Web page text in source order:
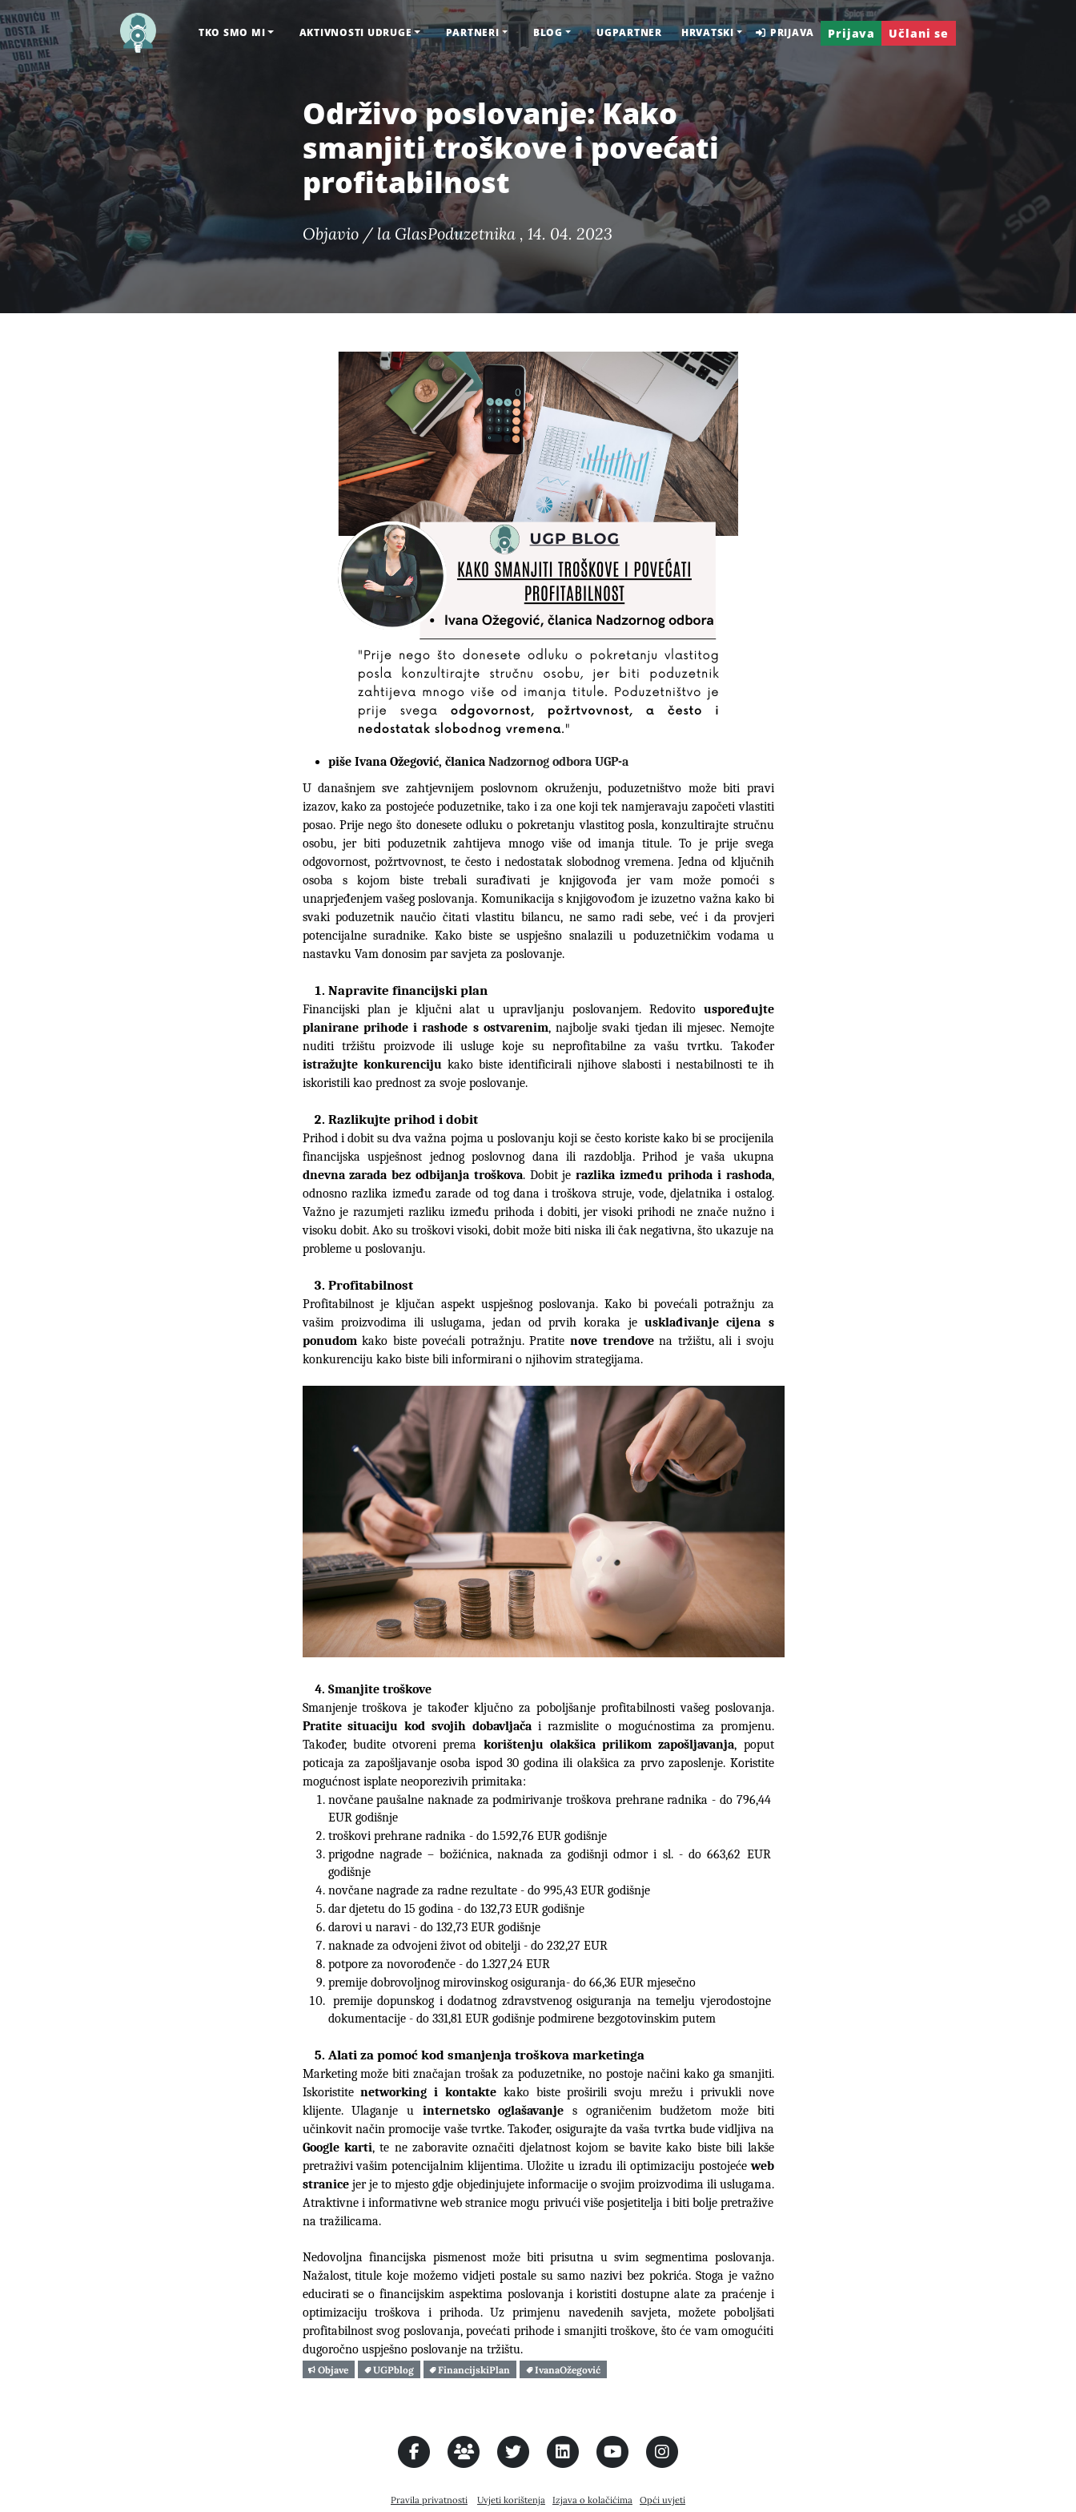
TKO SMO MI AKTIVNOSTI UDRUGE PARTNERI BLOG UGPARTNER HRVATSKI PRIJAVA Prijava Učlani se
Održivo poslovanje: Kako
smanjiti troškove i povećati
profitabilnost
Objavio / la GlasPoduzetnika, 14. 04. 2023
piše Ivana Ožegović, članica Nadzornog odbora UGP-a
U današnjem sve zahtjevnijem poslovnom okruženju, poduzetništvo može biti pravi
izazov, kako za postojeće poduzetnike, tako i za one koji tek namjeravaju započeti vlastiti
posao. Prije nego što donesete odluku o pokretanju vlastitog posla, konzultirajte stručnu
osobu, jer biti poduzetnik zahtijeva mnogo više od imanja titule. To je prije svega
odgovornost, požrtvovnost, te često i nedostatak slobodnog vremena. Jedna od ključnih
osoba s kojom biste trebali surađivati je knjigovođa jer vam može pomoći s
unaprjeđenjem vašeg poslovanja. Komunikacija s knjigovođom je izuzetno važna kako bi
svaki poduzetnik naučio čitati vlastitu bilancu, ne samo radi sebe, već i da provjeri
potencijalne suradnike. Kako biste se uspješno snalazili u poduzetničkim vodama u
nastavku Vam donosim par savjeta za poslovanje.
Napravite financijski plan
Financijski plan je ključni alat u upravljanju poslovanjem. Redovito uspoređujte
planirane prihode i rashode s ostvarenim, najbolje svaki tjedan ili mjesec. Nemojte
nuditi tržištu proizvode ili usluge koje su neprofitabilne za vašu tvrtku. Također
istražujte konkurenciju kako biste identificirali njihove slabosti i nestabilnosti te ih
iskoristili kao prednost za svoje poslovanje.
Razlikujte prihod i dobit
Prihod i dobit su dva važna pojma u poslovanju koji se često koriste kako bi se procijenila
financijska uspješnost jednog poslovnog dana ili razdoblja. Prihod je vaša ukupna
dnevna zarada bez odbijanja troškova. Dobit je razlika između prihoda i rashoda,
odnosno razlika između zarade od tog dana i troškova struje, vode, djelatnika i ostalog.
Važno je razumjeti razliku između prihoda i dobiti, jer visoki prihodi ne znače nužno i
visoku dobit. Ako su troškovi visoki, dobit može biti niska ili čak negativna, što ukazuje na
probleme u poslovanju.
Profitabilnost
Profitabilnost je ključan aspekt uspješnog poslovanja. Kako bi povećali potražnju za
vašim proizvodima ili uslugama, jedan od prvih koraka je usklađivanje cijena s
ponudom kako biste povećali potražnju. Pratite nove trendove na tržištu, ali i svoju
konkurenciju kako biste bili informirani o njihovim strategijama.
Smanjite troškove
Smanjenje troškova je također ključno za poboljšanje profitabilnosti vašeg poslovanja.
Pratite situaciju kod svojih dobavljača i razmislite o mogućnostima za promjenu.
Također, budite otvoreni prema korištenju olakšica prilikom zapošljavanja, poput
poticaja za zapošljavanje osoba ispod 30 godina ili olakšica za prvo zaposlenje. Koristite
mogućnost isplate neoporezivih primitaka:
novčane paušalne naknade za podmirivanje troškova prehrane radnika - do 796,44
EUR godišnje
troškovi prehrane radnika - do 1.592,76 EUR godišnje
prigodne nagrade – božićnica, naknada za godišnji odmor i sl. - do 663,62 EUR
godišnje
novčane nagrade za radne rezultate - do 995,43 EUR godišnje
dar djetetu do 15 godina - do 132,73 EUR godišnje
darovi u naravi - do 132,73 EUR godišnje
naknade za odvojeni život od obitelji - do 232,27 EUR
potpore za novorođenče - do 1.327,24 EUR
premije dobrovoljnog mirovinskog osiguranja- do 66,36 EUR mjesečno
premije dopunskog i dodatnog zdravstvenog osiguranja na temelju vjerodostojne
dokumentacije - do 331,81 EUR godišnje podmirene bezgotovinskim putem
Alati za pomoć kod smanjenja troškova marketinga
Marketing može biti značajan trošak za poduzetnike, no postoje načini kako ga smanjiti.
Iskoristite networking i kontakte kako biste proširili svoju mrežu i privukli nove
klijente. Ulaganje u internetsko oglašavanje s ograničenim budžetom može biti
učinkovit način promocije vaše tvrtke. Također, osigurajte da vaša tvrtka bude vidljiva na
Google karti, te ne zaboravite označiti djelatnost kojom se bavite kako biste bili lakše
pretraživi vašim potencijalnim klijentima. Uložite u izradu ili optimizaciju postojeće web
stranice jer je to mjesto gdje objedinjujete informacije o svojim proizvodima ili uslugama.
Atraktivne i informativne web stranice mogu privući više posjetitelja i biti bolje pretražive
na tražilicama.
Nedovoljna financijska pismenost može biti prisutna u svim segmentima poslovanja.
Nažalost, titule koje možemo vidjeti postale su samo nazivi bez pokrića. Stoga je važno
educirati se o financijskim aspektima poslovanja i koristiti dostupne alate za praćenje i
optimizaciju troškova i prihoda. Uz primjenu navedenih savjeta, možete poboljšati
profitabilnost svog poslovanja, povećati prihode i smanjiti troškove, što će vam omogućiti
dugoročno uspješno poslovanje na tržištu.
Objave UGPblog FinancijskiPlan IvanaOžegović
Pravila privatnosti Uvjeti korištenja Izjava o kolačićima Opći uvjeti